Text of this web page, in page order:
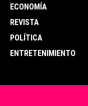
ECONOMÍA
REVISTA
POLÍTICA
ENTRETENIMIENTO